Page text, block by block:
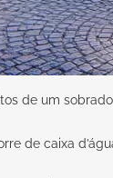
de um
de caixa